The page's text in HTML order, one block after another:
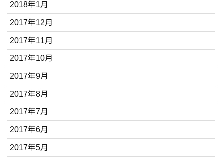
2018年1月
2017年12月
2017年11月
2017年10月
2017年9月
2017年8月
2017年7月
2017年6月
2017年5月